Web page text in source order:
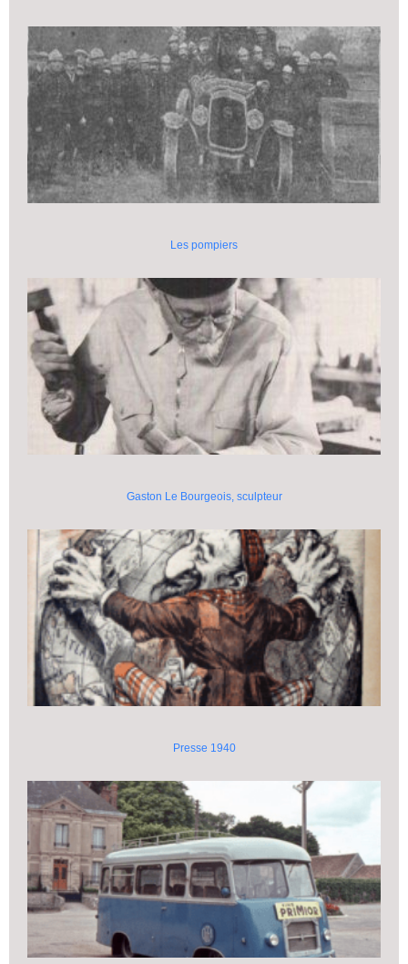
Les pompiers
Gaston Le Bourgeois, sculpteur
Presse 1940